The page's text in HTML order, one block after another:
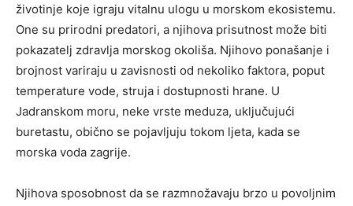
životinje koje igraju vitalnu ulogu u morskom ekosistemu.
One su prirodni predatori, a njihova prisutnost može biti
pokazatelj zdravlja morskog okoliša. Njihovo ponašanje i
brojnost variraju u zavisnosti od nekoliko faktora, poput
temperature vode, struja i dostupnosti hrane. U
Jadranskom moru, neke vrste meduza, uključujući
buretastu, obično se pojavljuju tokom ljeta, kada se
morska voda zagrije.
Njihova sposobnost da se razmnožavaju brzo u povoljnim